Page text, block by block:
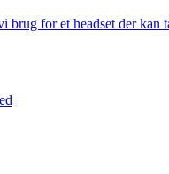
for et headset der kan